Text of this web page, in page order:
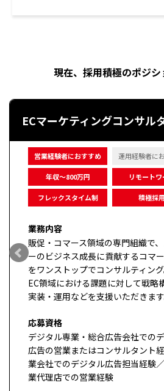
現在、採用積極のポジシ
ECマーケティングコンサル
営業経験者におすすめ 運用経験者に
年収～800万円 リモートワ
フレックスタイム制 積極採用
業務内容
販促・コマース領域の専門組織で
ーのビジネス成長に貢献するコマ
をワンストップでコンサルティン
EC領域における課題に対して戦略
実装・運用などを支援いただきます
応募資格
デジタル専業・総合広告会社での
広告の営業またはコンサルタント
業会社でのデジタル広告担当経験
業代理店での営業経験